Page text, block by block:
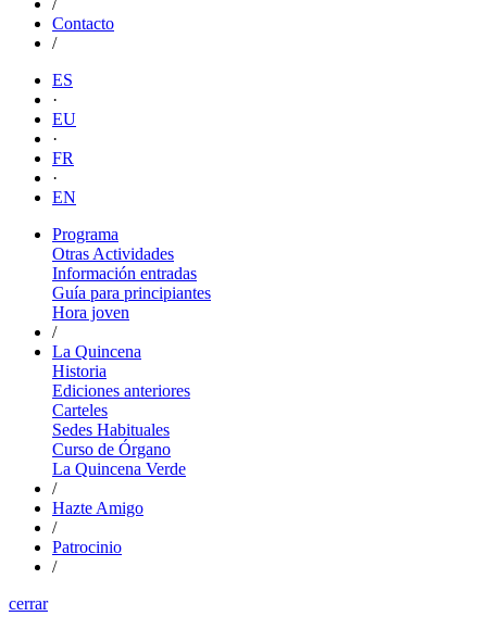
Contacto
/
ES
·
EU
·
FR
·
EN
Programa
Otras Actividades
Información entradas
Guía para principiantes
Hora joven
/
La Quincena
Historia
Ediciones anteriores
Carteles
Sedes Habituales
Curso de Órgano
La Quincena Verde
/
Hazte Amigo
/
Patrocinio
/
cerrar